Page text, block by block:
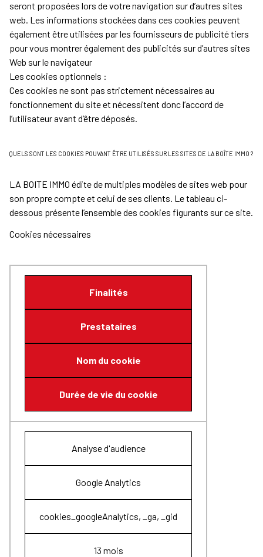
seront proposées lors de votre navigation sur d’autres sites
web. Les informations stockées dans ces cookies peuvent
également être utilisées par les fournisseurs de publicité tiers
pour vous montrer également des publicités sur d’autres sites
Web sur le navigateur
Les cookies optionnels :
Ces cookies ne sont pas strictement nécessaires au
fonctionnement du site et nécessitent donc l’accord de
l’utilisateur avant d’être déposés.
QUELS SONT LES COOKIES POUVANT ÊTRE UTILISÉS SUR LES SITES DE LA BOÎTE IMMO ?
LA BOITE IMMO édite de multiples modèles de sites web pour
son propre compte et celui de ses clients. Le tableau ci-
dessous présente l’ensemble des cookies figurants sur ce site.
Cookies nécessaires
Finalités
Prestataires
Nom du cookie
Durée de vie du cookie
Analyse d'audience
Google Analytics
cookies_googleAnalytics, _ga, _gid
13 mois